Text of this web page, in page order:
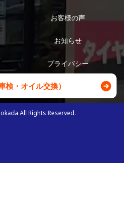
お客様の声
お知らせ
プライバシー
検・オイル交換）
okada All Rights Reserved.